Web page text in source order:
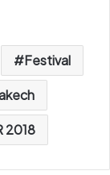
Festival
2018